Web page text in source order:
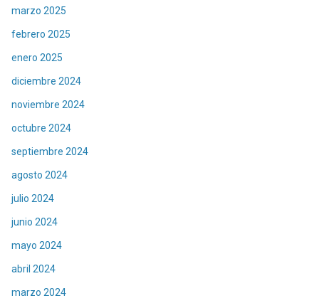
marzo 2025
febrero 2025
enero 2025
diciembre 2024
noviembre 2024
octubre 2024
septiembre 2024
agosto 2024
julio 2024
junio 2024
mayo 2024
abril 2024
marzo 2024